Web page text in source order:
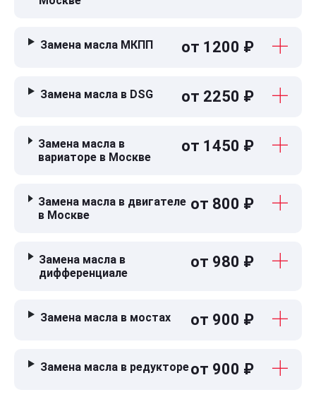
Замена масла МКПП от 1200 ₽
Замена масла в DSG от 2250 ₽
Замена масла в
вариаторе в Москве
от 1450 ₽
Замена масла в двигателе
в Москве
от 800 ₽
Замена масла в
дифференциале
от 980 ₽
Замена масла в мостах от 900 ₽
Замена масла в редуктореот 900 ₽